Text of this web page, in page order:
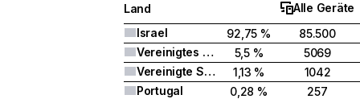
Land
Alle Geräte
Israel
92,75 %
85.500
Vereinigtes Königreich
5,5 %
5069
Vereinigte Staaten
1,13 %
1042
Portugal
0,28 %
257